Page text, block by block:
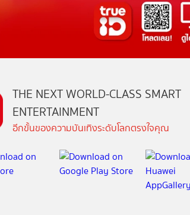
THE NEXT WORLD-CLASS SMART
ENTERTAINMENT
อีกขั้นของความบันเทิงระดับโลกตรงใจคุณ